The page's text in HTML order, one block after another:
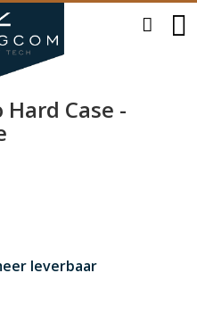
Case -
leverbaar